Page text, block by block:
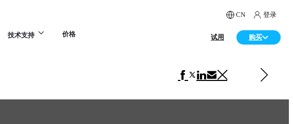
CN 登录
技术支持 价格 试用 购买
Liv-ly